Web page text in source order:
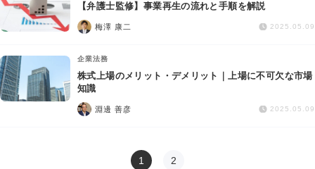
【弁護士監修】事業再生の流れと手順を解説
梅澤 康二 2025.05.09
企業法務
株式上場のメリット・デメリット｜上場に不可欠な市場
知識
淵邊 善彦 2025.05.09
1 2